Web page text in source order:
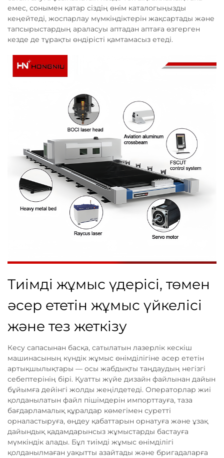
емес, сонымен қатар сіздің өнім каталогыңызды
кеңейтеді, жоспарлау мүмкіндіктерін жақсартады және
тапсырыстардың араласуы аптадан аптаға өзгерген
кезде де тұрақты өндірісті қамтамасыз етеді.
Тиімді жұмыс үдерісі, төмен
әсер ететін жұмыс үйкелісі
және тез жеткізу
Кесу сапасынан басқа, сатылатын лазерлік кескіш
машинасының күндік жұмыс өнімділігіне әсер ететін
артықшылықтары — осы жабдықты таңдаудың негізгі
себептерінің бірі. Қуатты жүйе дизайн файлынан дайын
бұйымға дейінгі жолды жеңілдетеді. Операторлар жиі
қолданылатын файл пішімдерін импорттауға, таза
бағдарламалық құралдар көмегімен суретті
орналастыруға, өңдеу қабаттарын орнатуға және ұзақ
дайындық қадамдарынсыз жұмыстарды бастауға
мүмкіндік алады. Бұл тиімді жұмыс өнімділігі
қолданылмаған уақытты азайтады және бригадаларға